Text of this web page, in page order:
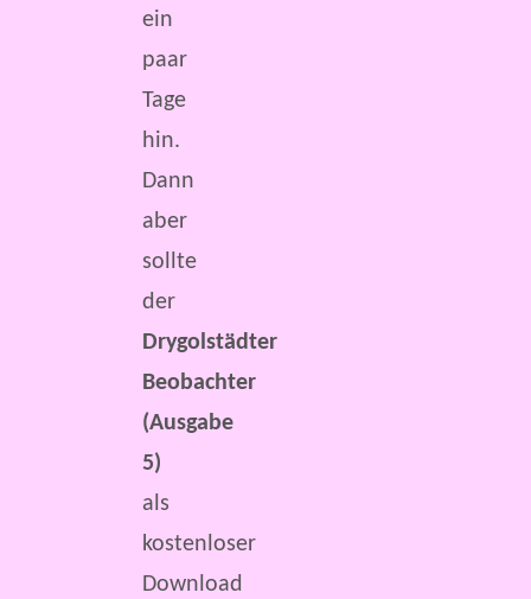
ein
paar
Tage
hin.
Dann
aber
sollte
der
Drygolstädter
Beobachter
(Ausgabe
5)
als
kostenloser
Download